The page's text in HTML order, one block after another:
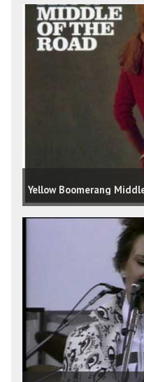
Yellow Boomerang